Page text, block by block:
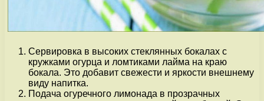
Сервировка в высоких стеклянных бокалах с
кружками огурца и ломтиками лайма на краю
бокала. Это добавит свежести и яркости внешнему
виду напитка.
Подача огуречного лимонада в прозрачных